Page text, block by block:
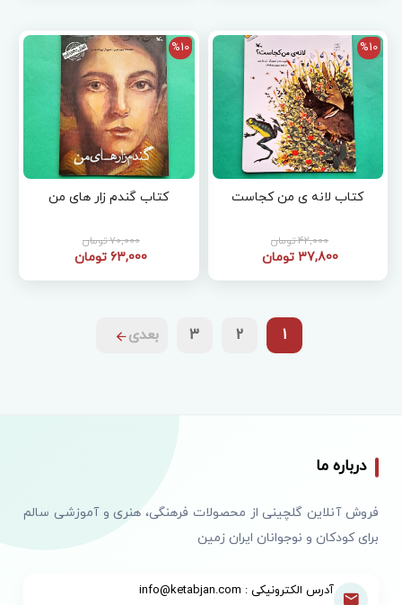
%10
کتاب لانه ی من کجاست
42,000 تومان
37,800 تومان
%10
کتاب گندم زار های من
70,000 تومان
63,000 تومان
1
2
3 بعدی
درباره ما
فروش آنلاین گلچینی از محصولات فرهنگی، هنری و آموزشی سالم
برای کودکان و نوجوانان ایران زمین
آدرس الکترونیکی : info@ketabjan.com